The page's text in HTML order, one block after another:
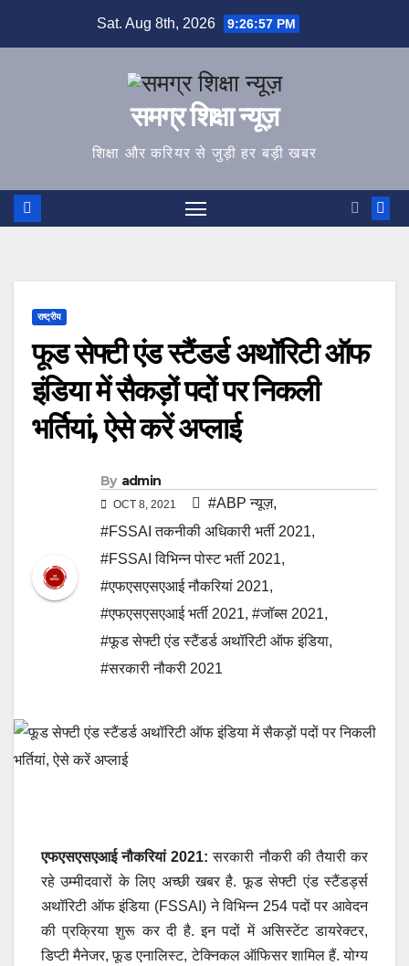
Sat. Aug 8th, 2026 9:26:57 PM
समग्र शिक्षा न्यूज़
शिक्षा और करियर से जुड़ी हर बड़ी खबर
राष्ट्रीय
फूड सेफ्टी एंड स्टैंडर्ड अथॉरिटी ऑफ
इंडिया में सैकड़ों पदों पर निकली
भर्तियां, ऐसे करें अप्लाई
By admin
OCT 8, 2021 #ABP न्यूज़,
#FSSAI तकनीकी अधिकारी भर्ती 2021,
#FSSAI विभिन्न पोस्ट भर्ती 2021,
#एफएसएसएआई नौकरियां 2021,
#एफएसएसएआई भर्ती 2021, #जॉब्स 2021,
#फूड सेफ्टी एंड स्टैंडर्ड अथॉरिटी ऑफ इंडिया,
#सरकारी नौकरी 2021
एफएसएसएआई नौकरियां 2021: सरकारी नौकरी की तैयारी कर
रहे उम्मीदवारों के लिए अच्छी खबर है. फूड सेफ्टी एंड स्टैंडर्ड्स
अथॉरिटी ऑफ इंडिया (FSSAI) ने विभिन्न 254 पदों पर आवेदन
की प्रक्रिया शुरू कर दी है. इन पदों में असिस्टेंट डायरेक्टर,
डिप्टी मैनेजर, फूड एनालिस्ट, टेक्निकल ऑफिसर शामिल हैं. योग्य